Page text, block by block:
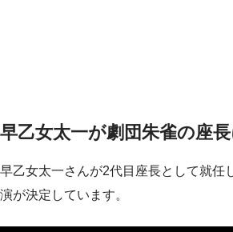
早乙女太一が劇団朱雀の座
早乙女太一さんが2代目座長として就任
演が決定しています。